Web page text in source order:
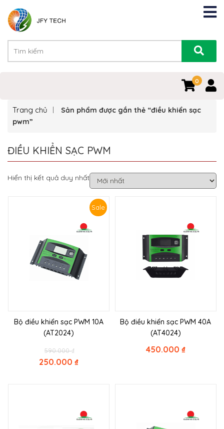
0
Trang chủ
Sản phẩm được gắn thẻ “điều khiển sạc
pwm”
ĐIỀU KHIỂN SẠC PWM
Hiển thị kết quả duy nhất
Sale
Bộ điều khiển sạc PWM 10A
(AT2024)
590.000₫Original
price
was:
250.000 ₫
Bộ điều khiển sạc PWM 40A
(AT4024)
450.000 ₫